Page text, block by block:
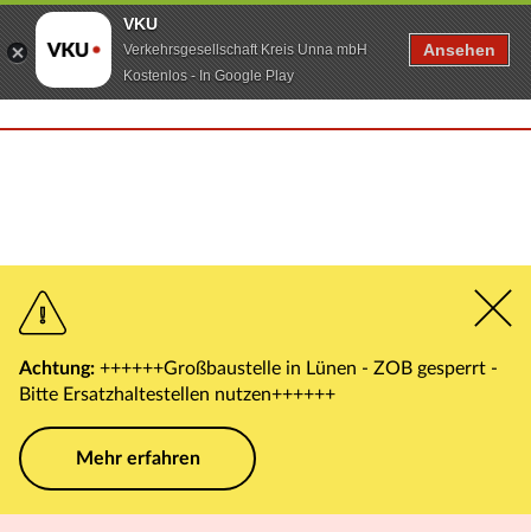
Achtung: ++++++Großbaustelle in Lünen - ZOB gesperrt -
Bitte Ersatzhaltestellen nutzen++++++
Mehr erfahren
VKU
Verkehrsgesellschaft Kreis Unna mbH
Kostenlos - In Google Play
Ansehen